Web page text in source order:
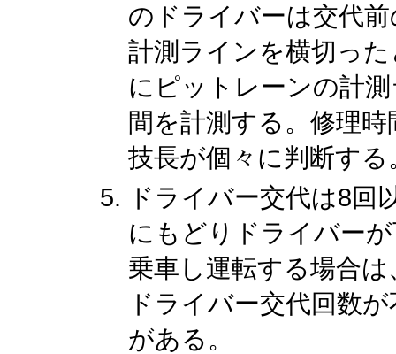
のドライバーは交代
計測ラインを横切っ
にピットレーンの計
間を計測する。修理
技長が個々に判断する
ドライバー交代は8回
にもどりドライバー
乗車し運転する場合
ドライバー交代回数
がある。